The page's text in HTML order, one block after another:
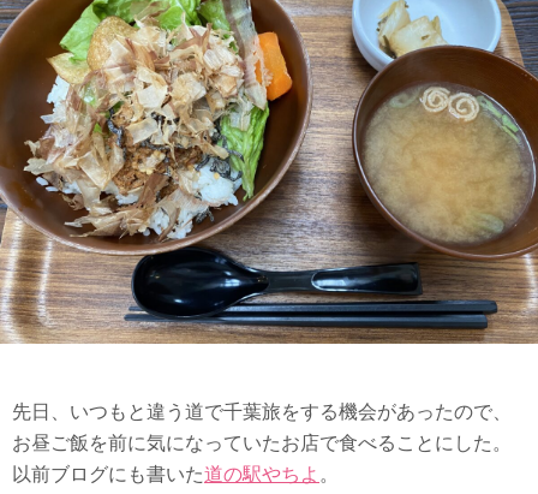
先日、いつもと違う道で千葉旅をする機会があったので、
お昼ご飯を前に気になっていたお店で食べることにした。
以前ブログにも書いた道の駅やちよ 。